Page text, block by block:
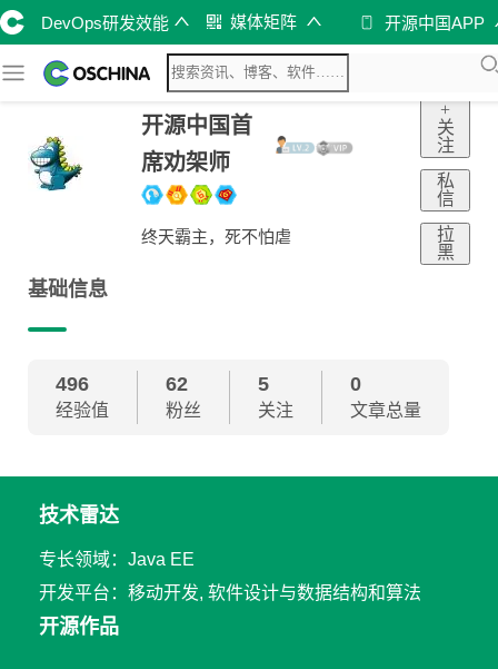
DevOps研发效能 媒体矩阵 开源中国APP
开源中国首
席劝架师
终天霸主，死不怕虐
+
关
注
私
信
拉
黑
基础信息
496
经验值
62
粉丝
5
关注
0
文章总量
技术雷达
专长领域：Java EE
开发平台：移动开发, 软件设计与数据结构和算法
开源作品